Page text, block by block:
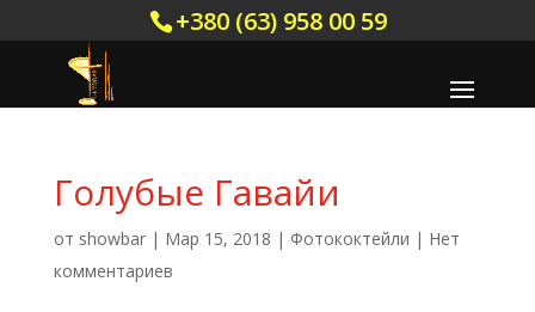
+380 (63) 958 00 59
Голубые Гавайи
от showbar| Мар 15, 2018 | Фотококтейли | Нет
комментариев